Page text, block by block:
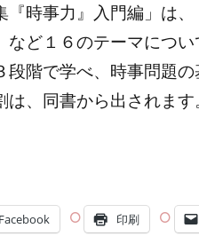
『時事力』入門編」は
など１６のテーマにつ
段階で学べ、時事問題
、同書から出されます
Facebook 印刷